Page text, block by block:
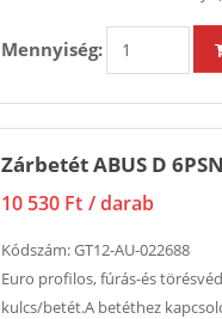
Mennyiség:
Zárbetét ABUS D
10 530 Ft / darab
Kódszám:GT12-AU-022688
Euro profilos, fúrás-és
kulcs/betét.A betéthez